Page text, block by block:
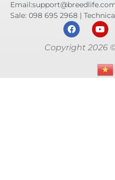
Sale: 098 695 2968 |
Copyright 2026